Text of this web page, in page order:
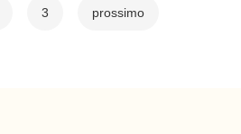
3 prossimo